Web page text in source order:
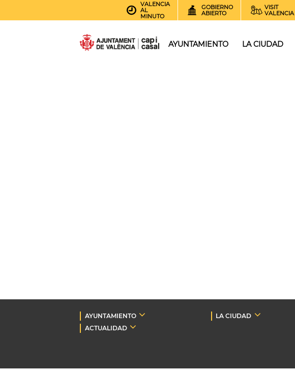
VALENCIA
AL
MINUTO
GOBIERNO
ABIERTO
VISIT
VALENCIA
AYUNTAMIENTO LA CIUDAD
AYUNTAMIENTO LA CIUDAD
ACTUALIDAD